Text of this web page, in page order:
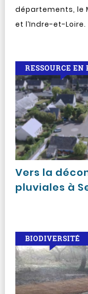
départements, le
et l’Indre-et-Loire.
Vers la
pluviales à
RESSOURCE EN
BIODIVERSITÉ